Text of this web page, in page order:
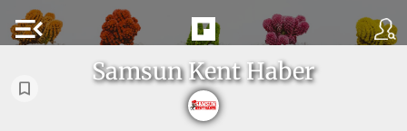
menu_open
Samsun Kent Haber